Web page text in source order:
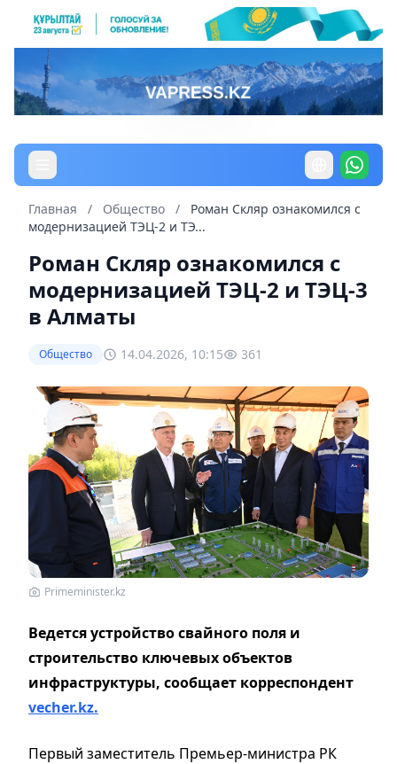
Главная / Общество /
Роман Скляр ознакомился с
модернизацией ТЭЦ-2 и ТЭ...
Роман Скляр ознакомился с
модернизацией ТЭЦ-2 и ТЭЦ-3
в Алматы
Общество 14.04.2026, 10:15 361
Primeminister.kz
Ведется устройство свайного поля и
строительство ключевых объектов
инфраструктуры, сообщает корреспондент
vecher.kz.
Первый заместитель Премьер-министра РК